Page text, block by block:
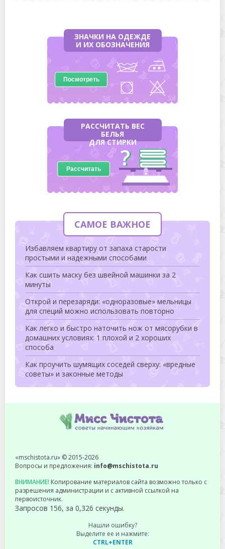
ЗНАЧКИ НА ОДЕЖДЕ
И ИХ ОБОЗНАЧЕНИЯ
Посмотреть
РАССЧИТАТЬ ВЕС
БЕЛЬЯ
ДЛЯ СТИРКИ
Рассчитать
САМОЕ ВАЖНОЕ
Избавляем квартиру от запаха старости
простыми и надежными способами
Как сшить маску без швейной машинки за 2
минуты
Открой и перезаряди: «одноразовые» мельницы
для специй можно использовать повторно
Как легко и быстро наточить нож от мясорубки в
домашних условиях: 1 плохой и 2 хороших
способа
Как проучить шумящих соседей сверху: «вредные
советы» и законные методы
«mschistota.ru» © 2015-2026
Вопросы и предложения: info@mschistota.ru
ВНИМАНИЕ! Копирование материалов сайта возможно только с
разрешения администрации и с активной ссылкой на
первоисточник.
Запросов 156, за 0,326 секунды.
Нашли ошибку?
Выделите ее и нажмите:
CTRL+ENTER